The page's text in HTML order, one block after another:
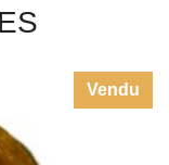
Vendu